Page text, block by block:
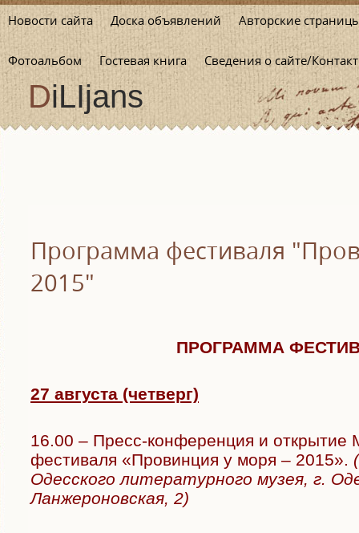
Новости сайта Доска объявлений Авторские
Фотоальбом Гостевая книга Сведения о сайте/
DiLIjans
Программа фестиваля
2015"
ПРОГРАММА
27 августа (четверг)
16.00 – Пресс-конференция и открытие
фестиваля «Провинция у моря – 2015».
Одесского литературного музея, г.
Ланжероновская, 2)